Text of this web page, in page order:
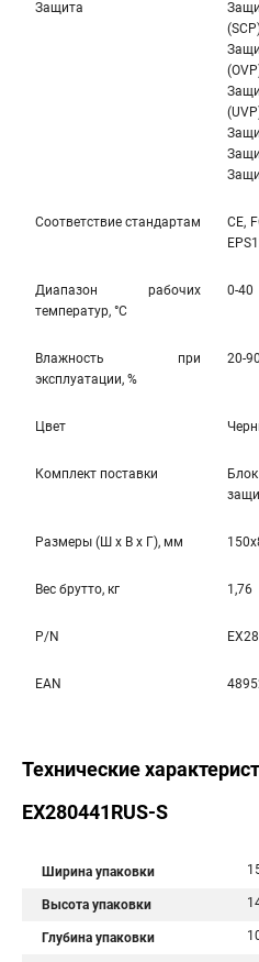
Защита
Соответствие стандартам
CE,
Диапазон рабочих
температур, °С
0-40
Влажность при
эксплуатации, %
20-90
Цвет
Комплект поставки
Размеры (Ш x В x Г), мм
Вес брутто, кг 1,76
P/N
EAN
Технические
EX280441RUS-S
Ширина упаковки
Высота упаковки
Глубина упаковки